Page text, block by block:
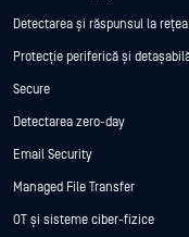
Detectarea și răspunsul la rețea
Protecție periferică și
Secure
Detectarea zero-day
Email Security
Managed File Transfer
OT și sisteme ciber-fizice